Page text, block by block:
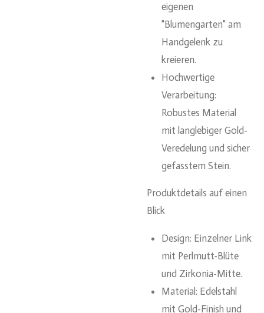
eigenen
"Blumengarten" am
Handgelenk zu
kreieren.
Hochwertige
Verarbeitung:
Robustes Material
mit langlebiger Gold-
Veredelung und sicher
gefasstem Stein.
Produktdetails auf einen
Blick
Design: Einzelner Link
mit Perlmutt-Blüte
und Zirkonia-Mitte.
Material: Edelstahl
mit Gold-Finish und